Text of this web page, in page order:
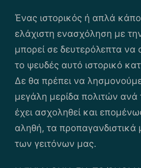
Ένας ιστορικός ή απλά
ελάχιστη ενασχόληση με
μπορεί σε δευτερόλεπτα να
το ψευδές αυτό ιστορικό
Δε θα πρέπει να
μεγάλη μερίδα πολιτών
έχει ασχοληθεί και
αληθή, τα προπαγανδιστικά
των γειτόνων μας.